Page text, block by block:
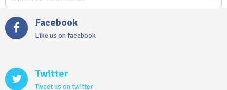
Facebook
Like us on facebook
Twitter
Tweet us on twitter